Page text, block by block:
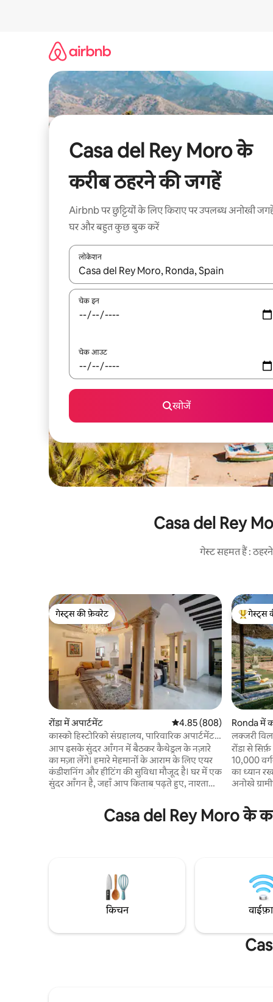
Casa del Rey Moro के
करीब ठहरने की जगहें
Airbnb पर छुट्टियों के लिए किराए पर उपलब्ध अनोखी
घर और बहुत कुछ बुक करें
लोकेशन
नतीजों के उपलब्ध होने पर, अप और डाउन 'ऐरो की' का
चेक इन
चेक आउट
खोजें
Casa del Rey
गेस्ट सहमत हैं :
गेस्ट्स की फ़ेवरेट
गेस्ट्स की फ़ेवरेट
रोंडा में अपार्टमेंट औसत रेटिंग 5 में से 4.85, 808
4.85 (808)
कास्को हिस्टोरिको संग्रहालय, पारिवारिक अपार्टमेंट
बी
आप इसके सुंदर आँगन में बैठकर कैथेड्रल के नज़ारे
का मज़ा लेंगे। हमारे मेहमानों के आराम के लिए एयर
कंडीशनिंग और हीटिंग की सुविधा मौजूद है। घर में एक
सुंदर आँगन है, जहाँ आप किताब पढ़ते हुए, नाश्ता
से गुज़र रहे हैं, उसकी वजह से मैं चाहता हूँ कि मेरे
मेहमान मेरे घर में ठहरने के दौरान सहज महसूस करें।
सुरक्षा हमारी ज़िम्मेदारी है।
गेस्ट्स का
गेस्ट्स
Ronda में
लक्जरी
रोंडा से
10,000
का ध्यान रखा गया है।
अनोखे
सकते हैं।
ठहरने के
Casa del Rey Moro के
किचन